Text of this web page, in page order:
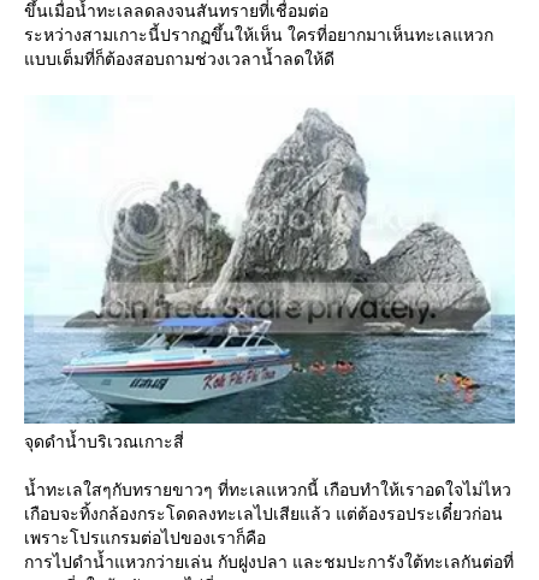
ขึ้นเมื่อน้ำทะเลลดลงจนสันทรายที่เชื่อมต่อ
ระหว่างสามเกาะนี้ปรากฏขึ้นให้เห็น ใครที่อยากมาเห็นทะเลแหวก
บบเต็มที่ก็ต้องสอบถามช่วงเวลาน้ำลดให้ดี
จุดดำน้ำบริเวณเกาะสี่
น้ำทะเลใสๆกับทรายขาวๆ ที่ทะเลแหวกนี้ เกือบทำให้เราอดใจไม่ไหว
เกือบจะทิ้งกล้องกระโดดลงทะเลไปเสียแล้ว แต่ต้องรอประเดี๋ยวก่อน
เพราะโปรแกรมต่อไปของเราก็คือ
การไปดำน้ำแหวกว่ายเล่น กับฝูงปลา และชมปะการังใต้ทะเลกันต่อที่